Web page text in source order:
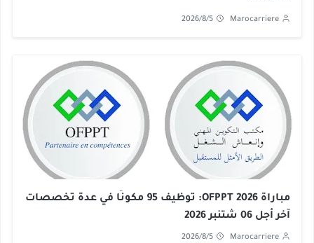
Marocarriere
2026/8/5
مباراة OFPPT 2026: توظيف 95 مكونًا في عدة تخصصات
آخر أجل 06 شتنبر 2026
Marocarriere
2026/8/5